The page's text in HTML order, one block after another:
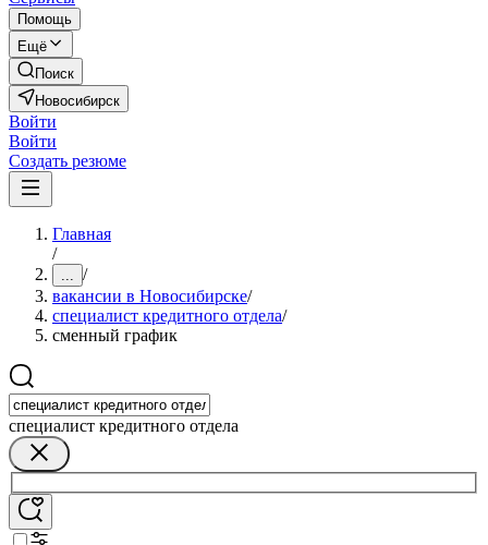
Помощь
Ещё
Поиск
Новосибирск
Войти
Войти
Создать резюме
Главная
/
... /
вакансии в Новосибирске/
специалист кредитного отдела/
сменный график
специалист кредитного отдела